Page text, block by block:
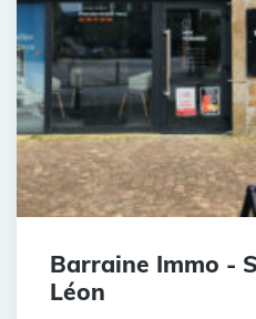
Barraine Immo -
Léon